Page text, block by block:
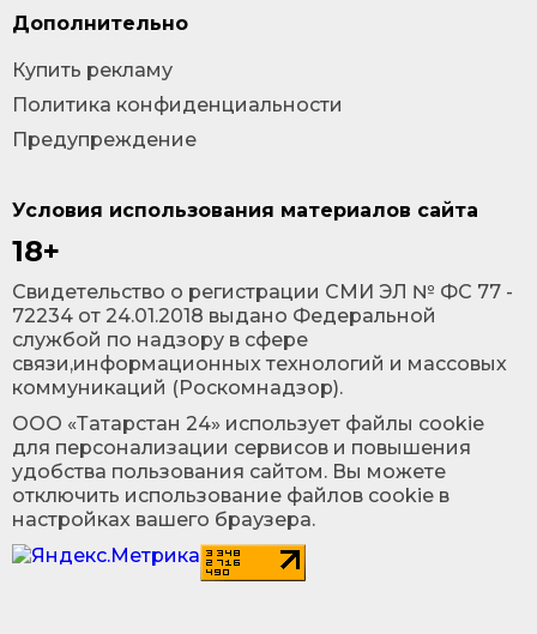
Условия использования материалов сайта
18+
Cвидетельство о регистрации СМИ ЭЛ № ФС 77 -
72234 от 24.01.2018 выдано Федеральной
службой по надзору в сфере
связи,информационных технологий и массовых
коммуникаций (Роскомнадзор).
ООО «Татарстан 24» использует файлы cookie
для персонализации сервисов и повышения
удобства пользования сайтом. Вы можете
отключить использование файлов cookie в
настройках вашего браузера.
Дополнительно
Купить рекламу
Политика конфиденциальности
Предупреждение